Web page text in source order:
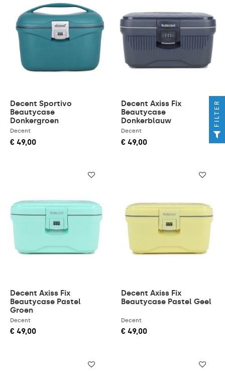
Decent Sportivo
Beautycase
Donkergroen
Decent
€ 49,00
Decent Axiss Fix
Beautycase
Donkerblauw
Decent
€ 49,00
Decent Axiss Fix
Beautycase Pastel
Groen
Decent
€ 49,00
Decent Axiss Fix
Beautycase Pastel Geel
Decent
€ 49,00
FILTER